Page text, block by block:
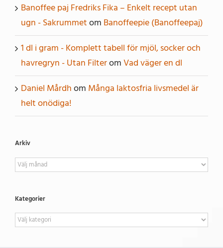
Banoffee paj Fredriks Fika – Enkelt recept utan
ugn - Sakrummetom Banoffeepie (Banoffeepaj)
1 dl i gram - Komplett tabell för mjöl, socker och
havregryn - Utan FilteromVad väger en dl
Daniel Mårdhom Många laktosfria livsmedel är
helt onödiga!
Arkiv
Arkiv
Kategorier
Kategorier